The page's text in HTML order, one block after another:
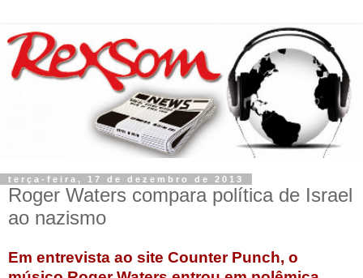
terça-feira, 17 de dezembro de 2013
Roger Waters compara política de Israel
ao nazismo
Em entrevista ao site Counter Punch, o